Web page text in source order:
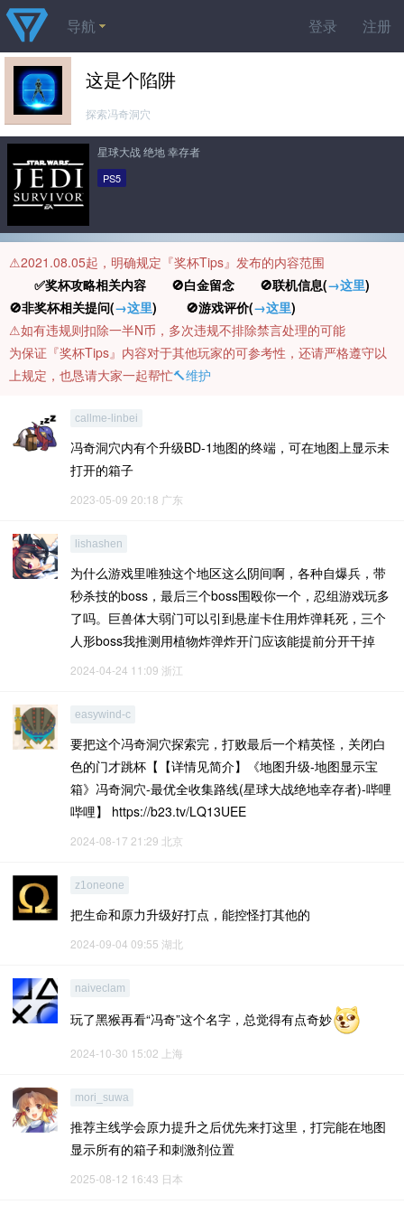
登录 注册
导航
这是个陷阱
探索冯奇洞穴
星球大战 绝地 幸存者
PS5
⚠️2021.08.05起，明确规定『奖杯Tips』发布的内容范围
✅奖杯攻略相关内容 🚫白金留念 🚫联机信息(→这里)
🚫非奖杯相关提问(→这里) 🚫游戏评价(→这里)
⚠️如有违规则扣除一半N币，多次违规不排除禁言处理的可能
为保证『奖杯Tips』内容对于其他玩家的可参考性，还请严格遵守以
上规定，也恳请大家一起帮忙🔨维护
callme-linbei
冯奇洞穴内有个升级BD-1地图的终端，可在地图上显示未
打开的箱子
2023-05-09 20:18 广东
lishashen
为什么游戏里唯独这个地区这么阴间啊，各种自爆兵，带
秒杀技的boss，最后三个boss围殴你一个，忍组游戏玩多
了吗。巨兽体大弱门可以引到悬崖卡住用炸弹耗死，三个
人形boss我推测用植物炸弹炸开门应该能提前分开干掉
2024-04-24 11:09 浙江
easywind-c
要把这个冯奇洞穴探索完，打败最后一个精英怪，关闭白
色的门才跳杯【【详情见简介】《地图升级-地图显示宝
箱》冯奇洞穴-最优全收集路线(星球大战绝地幸存者)-哔哩
哔哩】 https://b23.tv/LQ13UEE
2024-08-17 21:29 北京
z1oneone
把生命和原力升级好打点，能控怪打其他的
2024-09-04 09:55 湖北
naiveclam
玩了黑猴再看“冯奇”这个名字，总觉得有点奇妙
2024-10-30 15:02 上海
mori_suwa
推荐主线学会原力提升之后优先来打这里，打完能在地图
显示所有的箱子和刺激剂位置
2025-08-12 16:43 日本